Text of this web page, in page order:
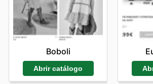
Boboli
Abrir catálogo